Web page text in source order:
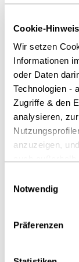
Cookie-Hinweis
Wir setzen
Informationen
oder Daten
Technologien -
Zugriffe & den
analysieren,
anzuzeigen,
Regelungen
über die
Notwendig
Präferenzen
Aktuelle
04.05.2026
HEUKING
Lead